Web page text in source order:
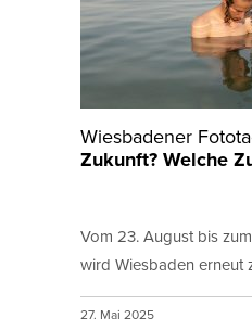
Wiesbadener
Zukunft? Welche
Vom 23. August bis
wird Wiesbaden erneut
27. Mai 2025